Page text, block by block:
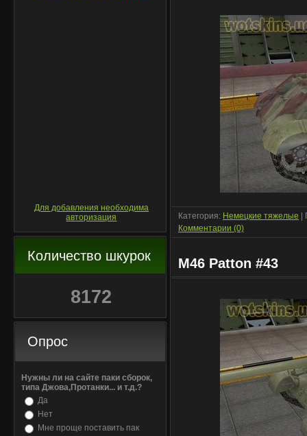
Для добавления необходима
авторизация
Количество шкурок
8172
Опрос
Нужны ли на сайте паки сборок,
типа Джова,Протанки... и т.д.?
Да
Нет
Мне проще поставить пак
Категория: Немецкие тяжелые
Комментарии (0)
M46 Patton #43